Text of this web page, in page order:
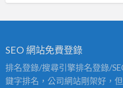
SEO 網站免費登錄
排名登錄/搜尋引擎排名登錄/
鍵字排名，公司網站剛架好，